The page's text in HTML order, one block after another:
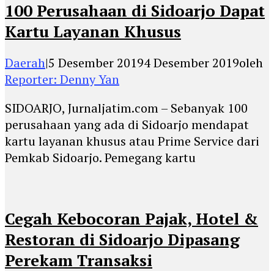
100 Perusahaan di Sidoarjo Dapat
Kartu Layanan Khusus
Daerah|5 Desember 20194 Desember 2019oleh
Reporter: Denny Yan
SIDOARJO, Jurnaljatim.com – Sebanyak 100
perusahaan yang ada di Sidoarjo mendapat
kartu layanan khusus atau Prime Service dari
Pemkab Sidoarjo. Pemegang kartu
Cegah Kebocoran Pajak, Hotel &
Restoran di Sidoarjo Dipasang
Perekam Transaksi